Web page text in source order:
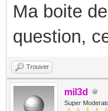
Ma boite
question,
Trouver
mil3d
Super